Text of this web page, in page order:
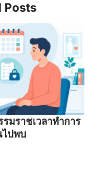
Posts
มราชเวลาทําการ
ปพบ